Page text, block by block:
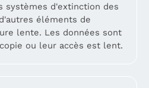
systèmes d'extinction des
éléments de
lente. Les données sont
ou leur accès est lent.